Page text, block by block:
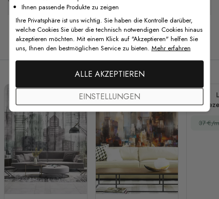
Verwandte Produkte
37 €/
Ihnen passende Produkte zu zeigen
Ihre Privatsphäre ist uns wichtig. Sie haben die Kontrolle darüber,
welche Cookies Sie über die technisch notwendigen Cookies hinaus
akzeptieren möchten. Mit einem Klick auf "Akzeptieren" helfen Sie
uns, Ihnen den bestmöglichen Service zu bieten. Mehr erfahren
ALLE AKZEPTIEREN
EINSTELLUNGEN